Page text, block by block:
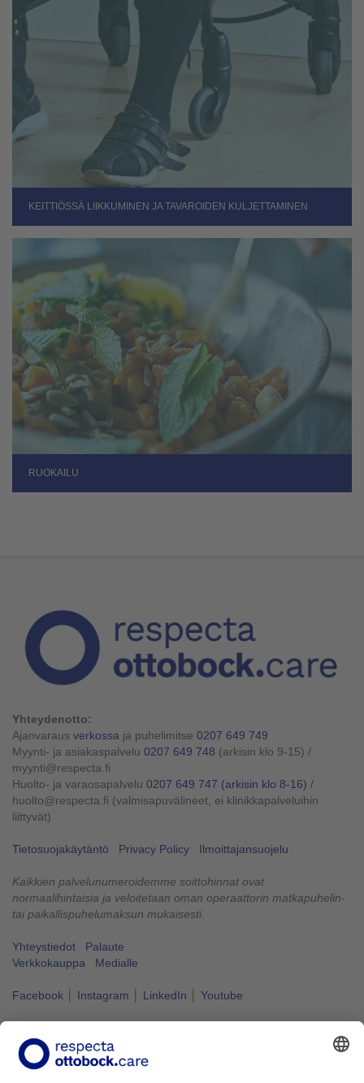
KEITTIÖSSÄ LIIKKUMINEN JA TAVAROIDEN KULJETTAMINEN
RUOKAILU
Yhteydenotto:
Ajanvaraus verkossa ja puhelimitse 0207 649 749
Myynti- ja asiakaspalvelu 0207 649 748 (arkisin klo 9-15) /
myynti@respecta.fi
Huolto- ja varaosapalvelu 0207 649 747 (arkisin klo 8-16) /
huolto@respecta.fi (valmisapuvälineet, ei klinikkapalveluihin
liittyvät)
Tietosuojakäytäntö Privacy Policy Ilmoittajansuojelu
Kaikkien palvelunumeroidemme soittohinnat ovat
normaalihintaisia ja veloitetaan oman operaattorin matkapuhelin-
tai paikallispuhelumaksun mukaisesti.
Yhteystiedot
Palaute
Verkkokauppa
Medialle
Facebook Instagram LinkedIn Youtube
Vapaus liikkua kuuluu kaikille.
#VapausLiikkua